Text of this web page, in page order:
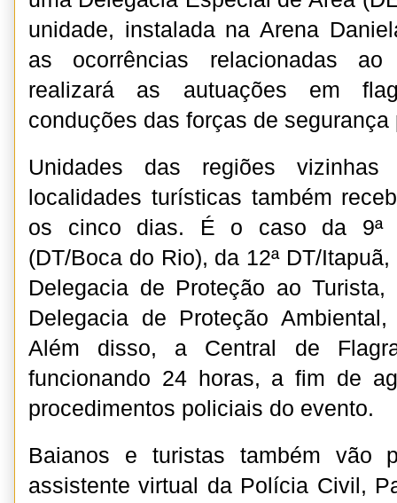
unidade, instalada na Arena
as ocorrências relacionadas
realizará as autuações em
conduções das forças de segurança
Unidades das regiões
localidades turísticas também
os cinco dias. É o caso da 9ª
(DT/Boca do Rio), da 12ª DT/
Delegacia de Proteção ao
Delegacia de Proteção
Além disso, a Central de
funcionando 24 horas, a fim de
procedimentos policiais do evento.
Baianos e turistas também vão
assistente virtual da Polícia Civil,